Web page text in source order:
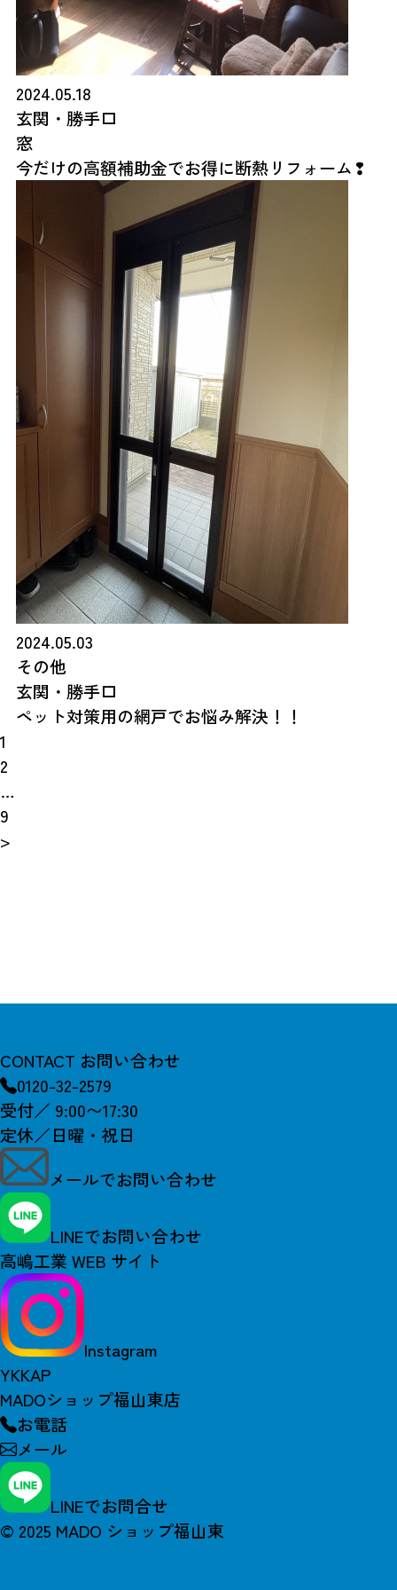
2024.05.18
玄関・勝手口
窓
今だけの高額補助金でお得に断熱リフォーム❢
2024.05.03
その他
玄関・勝手口
ペット対策用の網戸でお悩み解決！！
1
2
…
9
>
CONTACT お問い合わせ
0120-32-2579
受付／ 9:00〜17:30
定休／日曜・祝日
メールでお問い合わせ
LINEでお問い合わせ
高嶋工業 WEB サイト
Instagram
YKKAP
MADOショップ福山東店
お電話
メール
LINEでお問合せ
© 2025 MADO ショップ福山東